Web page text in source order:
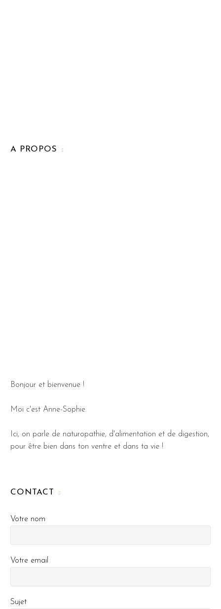
A PROPOS
Bonjour et bienvenue !
Moi c'est Anne-Sophie.
Ici, on parle de naturopathie, d'alimentation et de digestion,
pour être bien dans ton ventre et dans ta vie !
CONTACT
Votre nom
Votre email
Sujet